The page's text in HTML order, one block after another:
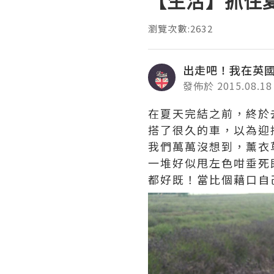
瀏覽次數:2632
出走吧！我在
發佈於 2015.08.18
在夏天完結之前，終
搭了很久的車，以為
我們萬萬沒想到，薰
一堆好似甩左色咁垂
都好既！當比個藉口